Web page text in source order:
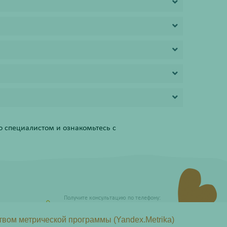
специалистом и ознакомьтесь с
Получите консультацию по телефону:
метрической программы (Yandex.Metrika)